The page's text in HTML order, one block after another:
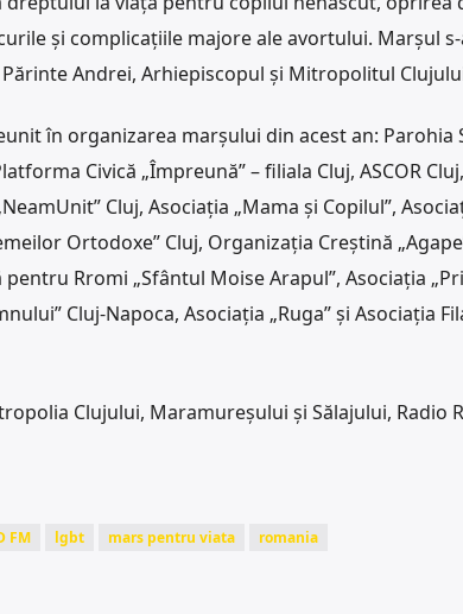
și complicațiile majore ale avortului. Marșul
Andrei, Arhiepiscopul și Mitropolitul
în organizarea marșului din acest an: Parohia
Civică „Împreună” – filiala Cluj, ASCOR Cluj,
Cluj, Asociația „Mama și Copilul”,
Ortodoxe” Cluj, Organizația Creștină
Rromi „Sfântul Moise Arapul”, Asociația
Cluj-Napoca, Asociația „Ruga” și Asociația
Clujului, Maramureșului și Sălajului, Radio
FM lgbt mars pentru viata romania